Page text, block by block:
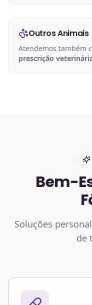
Outros Animais
Atendemos também
prescrição
Bem-
Soluções
de